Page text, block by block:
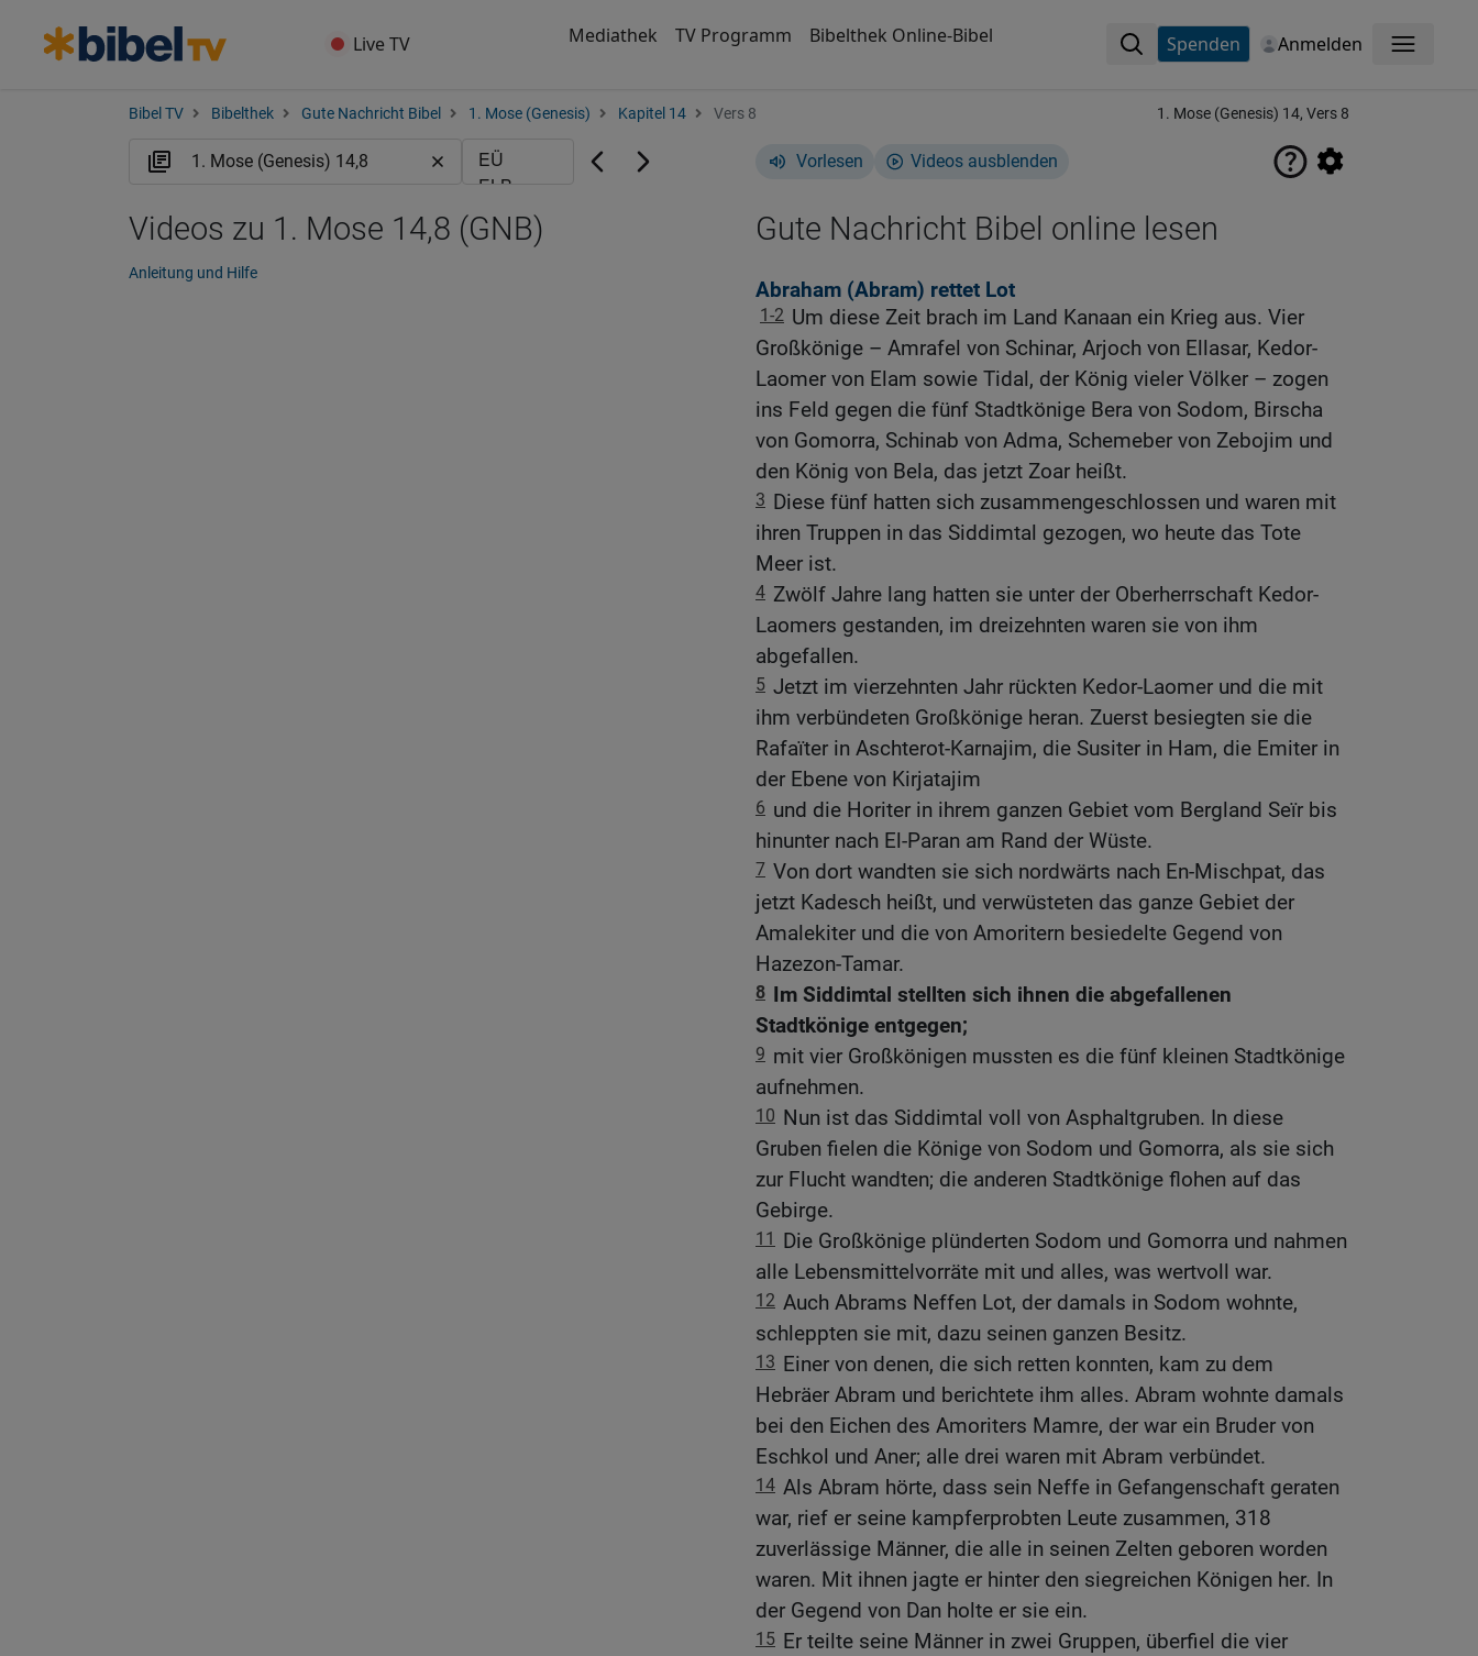
Live TV Mediathek TV Programm Bibelthek Online-Bibel Spenden Anmelden Menü
Bibel TV Bibelthek Gute Nachricht Bibel 1. Mose (Genesis) Kapitel 14 Vers 8 1. Mose (Genesis) 14, Vers 8
Vorlesen Videos ausblenden
Gute Nachricht Bibel online lesen
Abraham (Abram) rettet Lot
1-2 Um diese Zeit brach im Land Kanaan ein Krieg aus. Vier
Großkönige – Amrafel von Schinar, Arjoch von Ellasar, Kedor-
Laomer von Elam sowie Tidal, der König vieler Völker – zogen
ins Feld gegen die fünf Stadtkönige Bera von Sodom, Birscha
von Gomorra, Schinab von Adma, Schemeber von Zebojim und
den König von Bela, das jetzt Zoar heißt.
3 Diese fünf hatten sich zusammengeschlossen und waren mit
ihren Truppen in das Siddimtal gezogen, wo heute das Tote
Meer ist.
4 Zwölf Jahre lang hatten sie unter der Oberherrschaft Kedor-
Laomers gestanden, im dreizehnten waren sie von ihm
abgefallen.
5 Jetzt im vierzehnten Jahr rückten Kedor-Laomer und die mit
ihm verbündeten Großkönige heran. Zuerst besiegten sie die
Rafaïter in Aschterot-Karnajim, die Susiter in Ham, die Emiter in
der Ebene von Kirjatajim
6 und die Horiter in ihrem ganzen Gebiet vom Bergland Seïr bis
hinunter nach El-Paran am Rand der Wüste.
7 Von dort wandten sie sich nordwärts nach En-Mischpat, das
jetzt Kadesch heißt, und verwüsteten das ganze Gebiet der
Amalekiter und die von Amoritern besiedelte Gegend von
Hazezon-Tamar.
8 Im Siddimtal stellten sich ihnen die abgefallenen
Stadtkönige entgegen;
9 mit vier Großkönigen mussten es die fünf kleinen Stadtkönige
aufnehmen.
10 Nun ist das Siddimtal voll von Asphaltgruben. In diese
Gruben fielen die Könige von Sodom und Gomorra, als sie sich
zur Flucht wandten; die anderen Stadtkönige flohen auf das
Gebirge.
11
Die Großkönige plünderten Sodom und Gomorra und nahmen
alle Lebensmittelvorräte mit und alles, was wertvoll war.
12 Auch Abrams Neffen Lot, der damals in Sodom wohnte,
schleppten sie mit, dazu seinen ganzen Besitz.
13 Einer von denen, die sich retten konnten, kam zu dem
Hebräer Abram und berichtete ihm alles. Abram wohnte damals
bei den Eichen des Amoriters Mamre, der war ein Bruder von
Eschkol und Aner; alle drei waren mit Abram verbündet.
14 Als Abram hörte, dass sein Neffe in Gefangenschaft geraten
war, rief er seine kampferprobten Leute zusammen, 318
zuverlässige Männer, die alle in seinen Zelten geboren worden
waren. Mit ihnen jagte er hinter den siegreichen Königen her. In
der Gegend von Dan holte er sie ein.
15 Er teilte seine Männer in zwei Gruppen, überfiel die vier
Videos zu 1. Mose 14,8 (GNB)
Anleitung und Hilfe